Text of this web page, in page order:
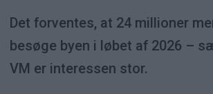
Det forventes, at 24 millioner
besøge byen i løbet af 2026 –
VM er interessen stor.